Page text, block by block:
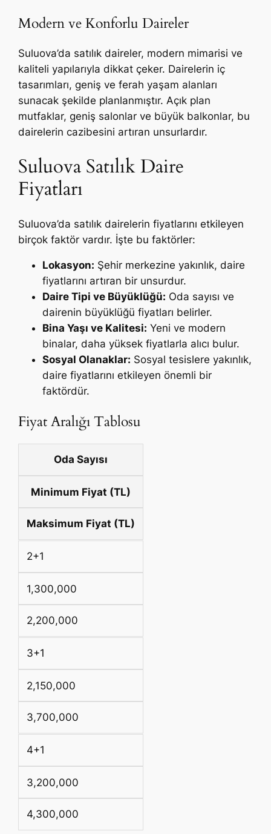
Modern ve Konforlu Daireler
Suluova’da satılık daireler, modern mimarisi ve
kaliteli yapılarıyla dikkat çeker. Dairelerin iç
tasarımları, geniş ve ferah yaşam alanları
sunacak şekilde planlanmıştır. Açık plan
mutfaklar, geniş salonlar ve büyük balkonlar, bu
dairelerin cazibesini artıran unsurlardır.
Suluova Satılık Daire
Fiyatları
Suluova’da satılık dairelerin fiyatlarını etkileyen
birçok faktör vardır. İşte bu faktörler:
Lokasyon: Şehir merkezine yakınlık, daire
fiyatlarını artıran bir unsurdur.
Daire Tipi ve Büyüklüğü: Oda sayısı ve
dairenin büyüklüğü fiyatları belirler.
Bina Yaşı ve Kalitesi: Yeni ve modern
binalar, daha yüksek fiyatlarla alıcı bulur.
Sosyal Olanaklar: Sosyal tesislere yakınlık,
daire fiyatlarını etkileyen önemli bir
faktördür.
Fiyat Aralığı Tablosu
Oda Sayısı
Minimum Fiyat (TL)
Maksimum Fiyat (TL)
2+1
1,300,000
2,200,000
3+1
2,150,000
3,700,000
4+1
3,200,000
4,300,000